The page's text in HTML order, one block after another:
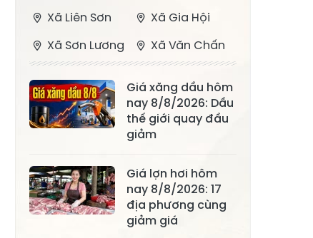
Xã Liên Sơn
Xã Gia Hội
Xã Sơn Lương
Xã Văn Chấn
Bằng La
Xã Chấn Thịnh
Xã Nghĩa Tâm
Xã Phong Dụ
Hạ
Xã Đông
Cuông
Xã Tân Hợp
Giá xăng dầu hôm
nay 8/8/2026: Dầu
thế giới quay đầu
giảm
Giá lợn hơi hôm
nay 8/8/2026: 17
địa phương cùng
giảm giá